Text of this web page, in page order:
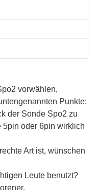
vorwählen,
Punkte:
der Sonde Spo2 zu
5pin oder 6pin wirklich
Art ist, wünschen
Leute benutzt?